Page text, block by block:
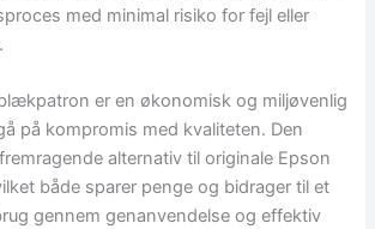
med minimal risiko for fejl eller
er en økonomisk og miljøvenlig
på kompromis med kvaliteten. Den
alternativ til originale Epson
både sparer penge og bidrager til et
gennem genanvendelse og effektiv